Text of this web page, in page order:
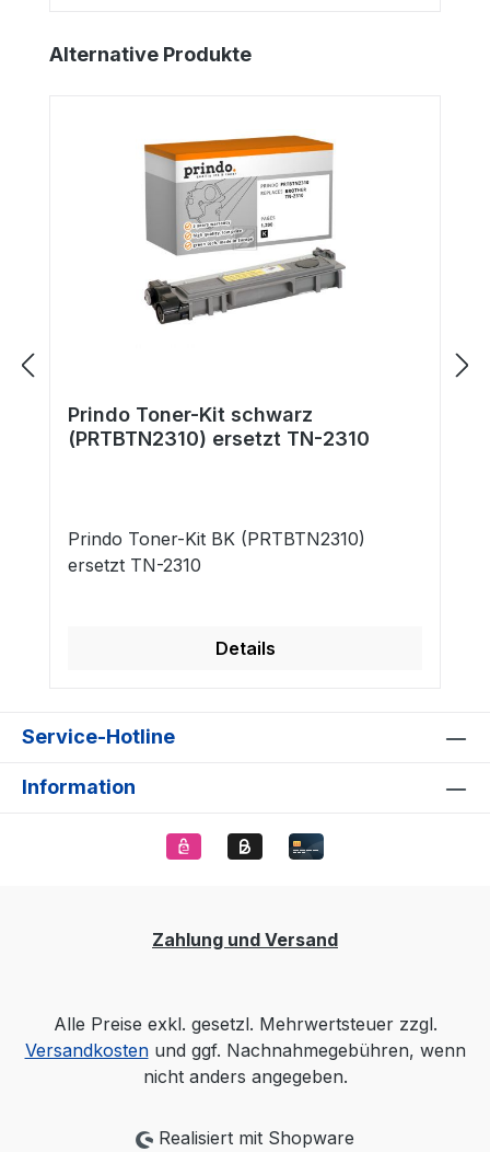
Produktgalerie überspringen
Alternative Produkte
Prindo Toner-Kit schwarz
(PRTBTN2310) ersetzt TN-2310
Prindo Toner-Kit BK (PRTBTN2310)
ersetzt TN-2310
Details
Service-Hotline
Information
Zahlung und Versand
Alle Preise exkl. gesetzl. Mehrwertsteuer zzgl.
Versandkostenund ggf. Nachnahmegebühren, wenn
nicht anders angegeben.
Realisiert mit Shopware